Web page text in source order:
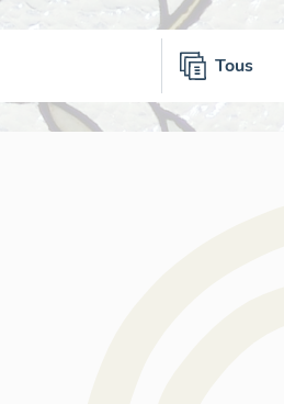
Tous